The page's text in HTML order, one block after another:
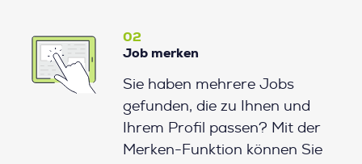
02
Job merken
Sie haben mehrere Jobs
gefunden, die zu Ihnen und
Ihrem Profil passen? Mit der
Merken-Funktion können Sie